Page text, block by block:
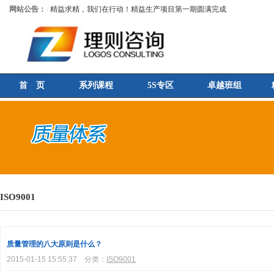
网站公告： · 精益求精，我们在行动！精益生产项目第一期圆满完成
首 页 系列课程 5S专区 卓越班组
ISO9001
质量管理的八大原则是什么？
2015-01-15 15:55:37
分类： ISO9001